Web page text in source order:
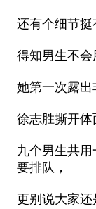
还有个细节挺
得知男生不会
她第一次露出
徐志胜撕开体
九个男生共
要排队，
更别说大家